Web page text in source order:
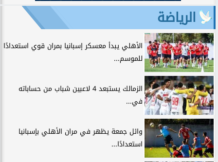
الرياضة
الأهلي يبدأ معسكر إسبانيا بمران قوي استعدادًا
للموسم...
الزمالك يستبعد 4 لاعبين شباب من حساباته
في...
وائل جمعة يظهر في مران الأهلي بإسبانيا
استعدادًا...